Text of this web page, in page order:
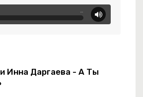
…
Инна Даргаева - А Ты